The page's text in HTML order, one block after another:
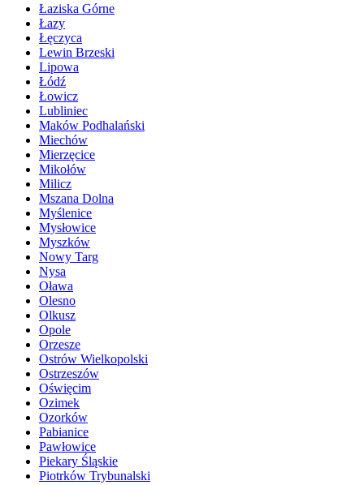
Łaziska Górne
Łazy
Łęczyca
Lewin Brzeski
Lipowa
Łódź
Łowicz
Lubliniec
Maków Podhalański
Miechów
Mierzęcice
Mikołów
Milicz
Mszana Dolna
Myślenice
Mysłowice
Myszków
Nowy Targ
Nysa
Oława
Olesno
Olkusz
Opole
Orzesze
Ostrów Wielkopolski
Ostrzeszów
Oświęcim
Ozimek
Ozorków
Pabianice
Pawłowice
Piekary Śląskie
Piotrków Trybunalski